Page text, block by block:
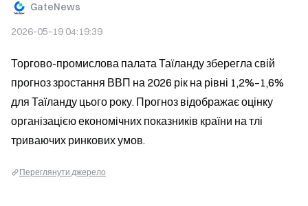
GateNews
2026-05-19 04:19:39
Торгово-промислова палата Таїланду зберегла свій
прогноз зростання ВВП на 2026 рік на рівні 1,2%–1,6%
для Таїланду цього року. Прогноз відображає оцінку
організацією економічних показників країни на тлі
триваючих ринкових умов.
Переглянути джерело